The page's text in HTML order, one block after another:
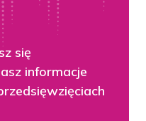
się
informacje